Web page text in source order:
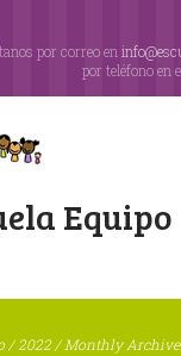
por correo en
por teléfono en
Equipo
/2022/Monthly